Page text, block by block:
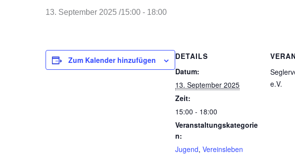
13. September 2025 /15:00 - 18:00
Zum Kalender hinzufügen
DETAILS
Datum:
13. September 2025
Zeit:
15:00 - 18:00
Veranstaltungskategorie
n:
Jugend, Vereinsleben
e.V.